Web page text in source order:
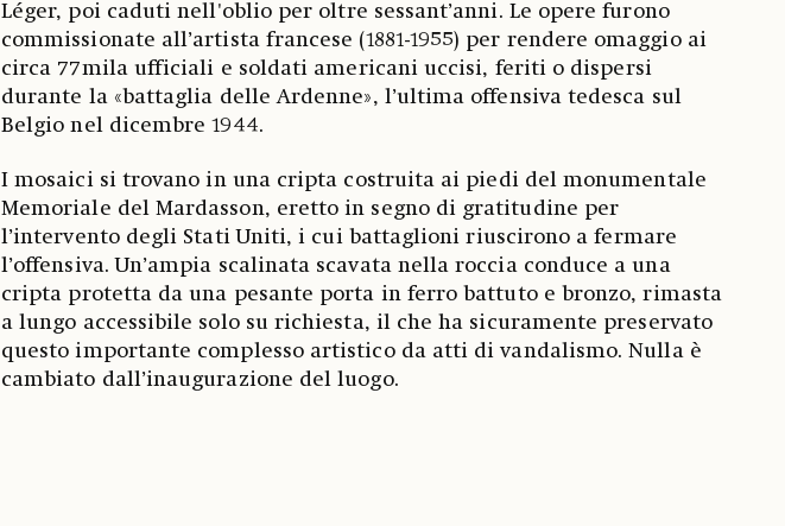
Léger, poi caduti nell'oblio per oltre sessant’anni. Le opere furono
commissionate all’artista francese (1881-1955) per rendere omaggio ai
circa 77mila ufficiali e soldati americani uccisi, feriti o dispersi
durante la «battaglia delle Ardenne», l’ultima offensiva tedesca sul
Belgio nel dicembre 1944.
I mosaici si trovano in una cripta costruita ai piedi del monumentale
Memoriale del Mardasson, eretto in segno di gratitudine per
l’intervento degli Stati Uniti, i cui battaglioni riuscirono a fermare
l’offensiva. Un’ampia scalinata scavata nella roccia conduce a una
cripta protetta da una pesante porta in ferro battuto e bronzo, rimasta
a lungo accessibile solo su richiesta, il che ha sicuramente preservato
questo importante complesso artistico da atti di vandalismo. Nulla è
cambiato dall’inaugurazione del luogo.